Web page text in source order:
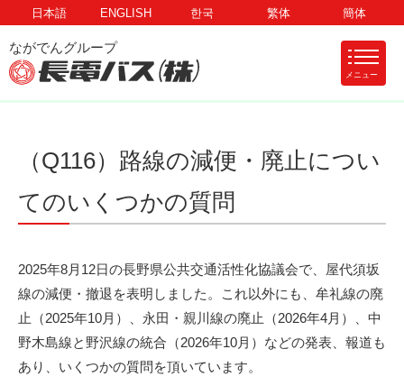
メニュー
日本語 ENGLISH 한국 繁体 簡体
（Q116）路線の減便・廃止につい
てのいくつかの質問
2025年8月12日の長野県公共交通活性化協議会で、屋代須坂
線の減便・撤退を表明しました。これ以外にも、牟礼線の廃
止（2025年10月）、永田・親川線の廃止（2026年4月）、中
野木島線と野沢線の統合（2026年10月）などの発表、報道も
あり、いくつかの質問を頂いています。